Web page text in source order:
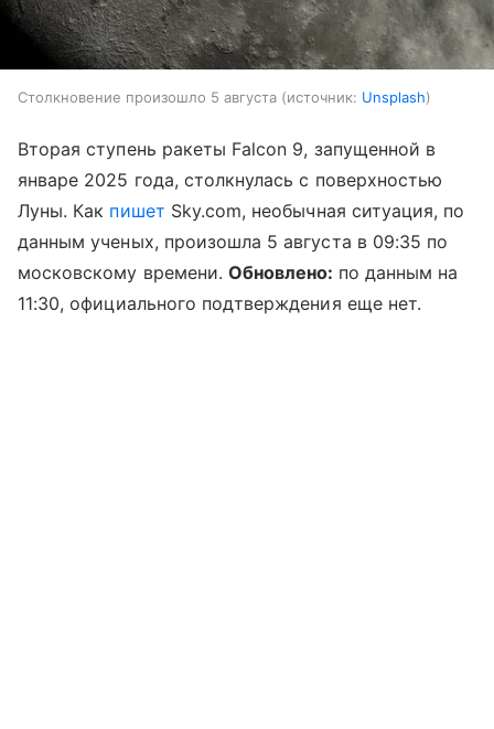
Столкновение произошло 5 августа источник: Unsplash
Вторая ступень ракеты Falcon 9, запущенной в
январе 2025 года, столкнулась с поверхностью
Луны. Как пишет Sky.com, необычная ситуация, по
данным ученых, произошла 5 августа в 09:35 по
московскому времени.Обновлено: по данным на
11:30, официального подтверждения еще нет.